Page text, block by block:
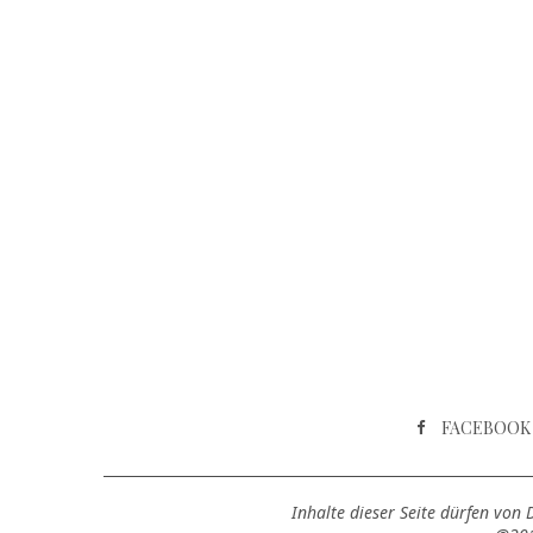
FACEBOOK
Inhalte dieser Seite dürfen von